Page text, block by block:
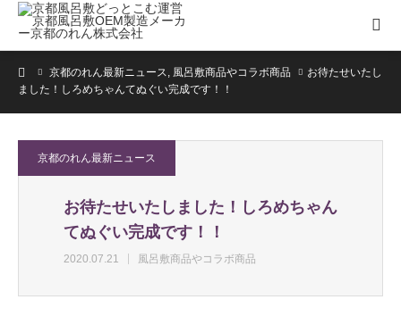
ホーム京都のれん最新ニュース, 風呂敷商品やコラボ商品
お待たせいたし
ました！しろめちゃんてぬぐい完成です！！
京都のれん最新ニュース
お待たせいたしました！しろめちゃん
てぬぐい完成です！！
2020.07.21 風呂敷商品やコラボ商品